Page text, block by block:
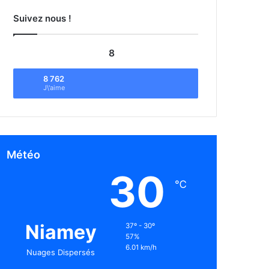
Suivez nous !
8
8 762
J\'aime
Météo
Niamey
Nuages Dispersés
30 ℃
37º - 30º
57%
6.01 km/h